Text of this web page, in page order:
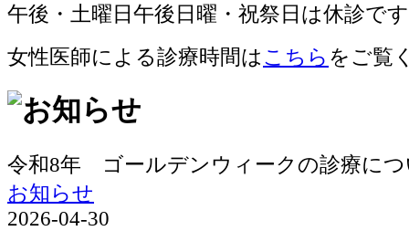
女性医師による診療時間は こちら をご覧
令和8年 ゴールデンウィークの診療に
お知らせ
2026-04-30